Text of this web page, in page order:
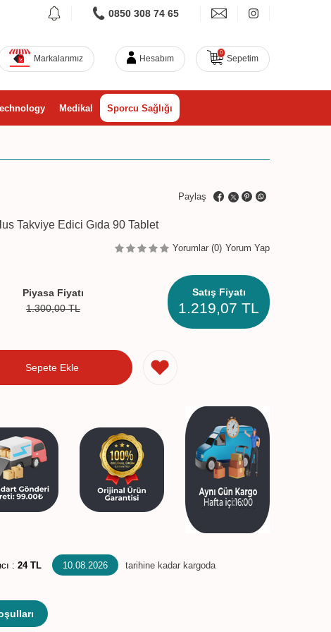
0850 308 74 65
Markalarımız Hesabım
0
Sepetim
Medikal Sporcu Sağlığı
Paylaş
Takviye Edici Gıda 90 Tablet
Yorumlar (0) Yorum Yap
Piyasa Fiyatı
1.300,00TL
Satış Fiyatı
1.219,07 TL
Sepete Ekle
: 24 TL 10.08.2026 tarihine kadar kargoda